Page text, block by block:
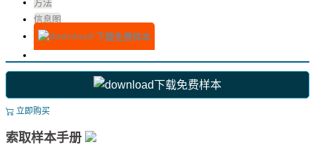
信息图
下载免费样本
下载免费样本
立即购买
索取样本手册